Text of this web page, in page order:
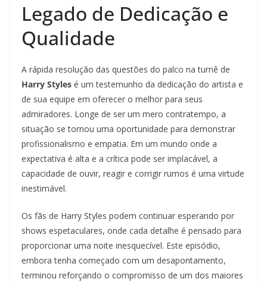
Legado de Dedicação e
Qualidade
A rápida resolução das questões do palco na turnê de
Harry Styles é um testemunho da dedicação do artista e
de sua equipe em oferecer o melhor para seus
admiradores. Longe de ser um mero contratempo, a
situação se tornou uma oportunidade para demonstrar
profissionalismo e empatia. Em um mundo onde a
expectativa é alta e a crítica pode ser implacável, a
capacidade de ouvir, reagir e corrigir rumos é uma virtude
inestimável.
Os fãs de Harry Styles podem continuar esperando por
shows espetaculares, onde cada detalhe é pensado para
proporcionar uma noite inesquecível. Este episódio,
embora tenha começado com um desapontamento,
terminou reforçando o compromisso de um dos maiores